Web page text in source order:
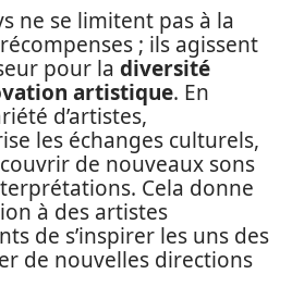
ne se limitent pas à la
; ils agissent
pour la diversité
artistique. En
d’artistes,
les échanges culturels,
de nouveaux sons
Cela donne
à des artistes
de s’inspirer les uns des
de nouvelles directions